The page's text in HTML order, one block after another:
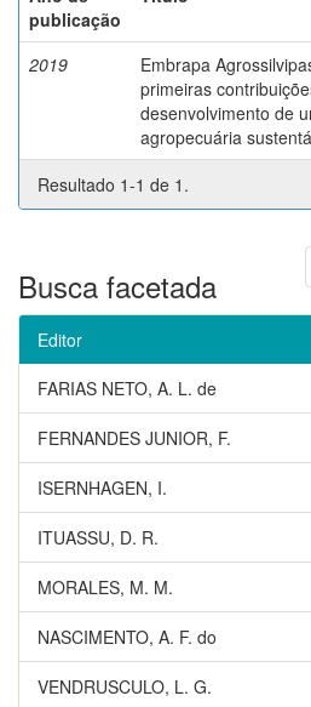
publicação
2019
Embrapa
primeiras
desenvolvimento de
agropecuária
Resultado 1-1 de 1.
Busca facetada
Editor
FARIAS NETO, A. L. de
FERNANDES JUNIOR, F.
ISERNHAGEN, I.
ITUASSU, D. R.
MORALES, M. M.
NASCIMENTO, A. F. do
VENDRUSCULO, L. G.